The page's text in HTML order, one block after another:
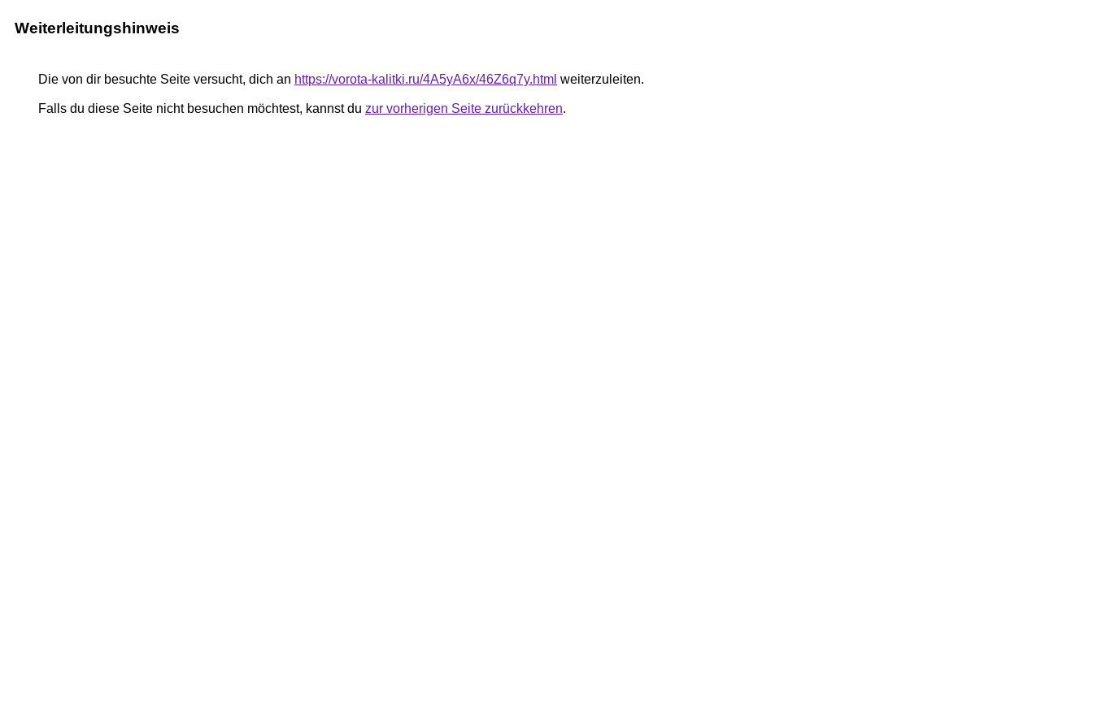
Weiterleitungshinweis
Die von dir besuchte Seite versucht, dich an https://vorota-kalitki.ru/4A5yA6x/46Z6q7y.html weiterzuleiten.
Falls du diese Seite nicht besuchen möchtest, kannst du zur vorherigen Seite zurückkehren.